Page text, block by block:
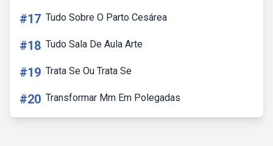
#17 Tudo Sobre O Parto Cesárea
#18 Tudo Sala De Aula Arte
#19 Trata Se Ou Trata Se
#20 Transformar Mm Em Polegadas